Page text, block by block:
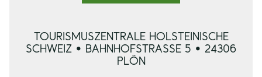
TOURISMUSZENTRALE HOLSTEINISCHE
SCHWEIZ • BAHNHOFSTRASSE 5 • 24306 P
LÖN